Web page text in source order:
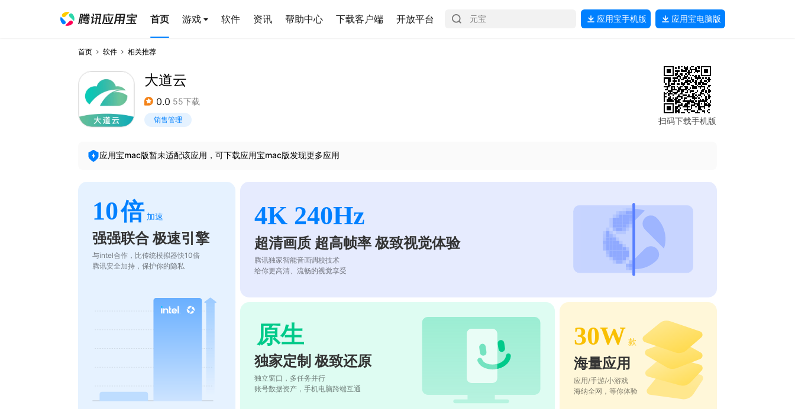
首页 游戏 软件 资讯 帮助中心 下载客户端 开放平台 应用宝手机版 应用宝电脑版
首页 软件 相关推荐
大道云
0.0 55下载
销售管理 扫码下载手机版
应用宝mac版暂未适配该应用，可下载应用宝mac版发现更多应用
10倍 加速
强强联合 极速引擎
与intel合作，比传统模拟器快10倍
腾讯安全加持，保护你的隐私
4K 240Hz
超清画质 超高帧率 极致视觉体验
腾讯独家智能音画调校技术
给你更高清、流畅的视觉享受
原生
独家定制 极致还原
独立窗口，多任务并行
账号数据资产，手机电脑跨端互通
30W 款
海量应用
应用/手游/小游戏
海纳全网，等你体验